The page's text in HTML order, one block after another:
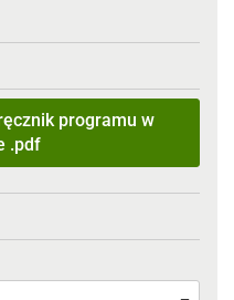
programu w
.pdf